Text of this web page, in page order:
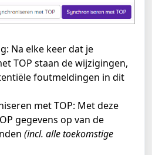
Na elke keer dat je
TOP staan de wijzigingen,
foutmeldingen in dit
met TOP: Met deze
gegevens op van de
(incl. alle toekomstige